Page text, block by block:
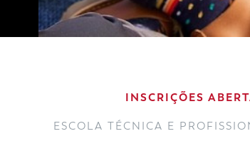
INSCRIÇÕES
ESCOLA TÉCNICA E